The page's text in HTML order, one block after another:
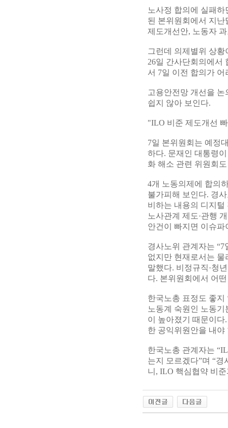
노사정 합의에 실패
된 본위원회에서 지
제도개선안, 노동자
그런데 의제별위 상
26일 간사단회의에서
서 7일 이전 합의가 어
고용안전망 개선을
쉽지 않아 보인다.
"ILO 비준 제도개선
7일 본위원회는 예정
하다. 문재인 대통령
화 해소 관련 위원회
4개 노동의제에 합의
불가피해 보인다. 경
비하는 내용의 디지
노사관계 제도·관행
안건이 빠지면 이슈
경사노위 관계자는
없지만 현재로서는 물
말했다. 비정규직·청
다. 본위원회에서 어
한국노총 표정도 좋
노동계 숙원인 노동
이 높아졌기 때문이다
한 공익위원안을 내
한국노총 관계자는
는지 모르겠다”며 “
니, ILO 핵심협약 비